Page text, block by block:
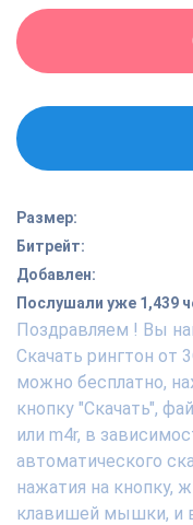
Размер:
Битрейт:
Добавлен:
Послушали уже 1,439
Поздравляем ! Вы
Скачать рингтон от
можно бесплатно,
кнопку "Скачать",
или m4r, в
автоматического
нажатия на кнопку,
клавишей мышки, и